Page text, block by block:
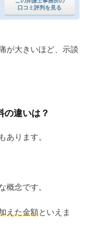
口コミ評判を見る
が大きいほど、示談
の違いは？
あります。
概念です。
えた金額といえま